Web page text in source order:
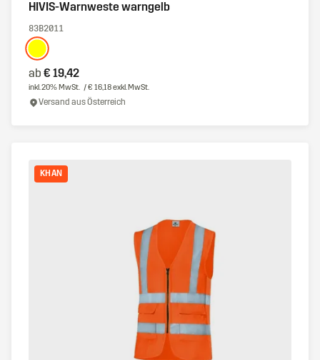
HIVIS-Warnweste warngelb
83B2011
ab € 19,42
inkl. 20% MwSt. / € 16,18 exkl. MwSt.
Versand aus Österreich
KHAN